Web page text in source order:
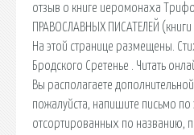
отзыв о книге иеромонаха
ПРАВОСЛАВНЫХ ПИСАТЕЛЕЙ
На этой странице размещены.
Бродского Сретенье . Читать
Вы располагаете
пожалуйста, напишите письмо по
отсортированных по названию,